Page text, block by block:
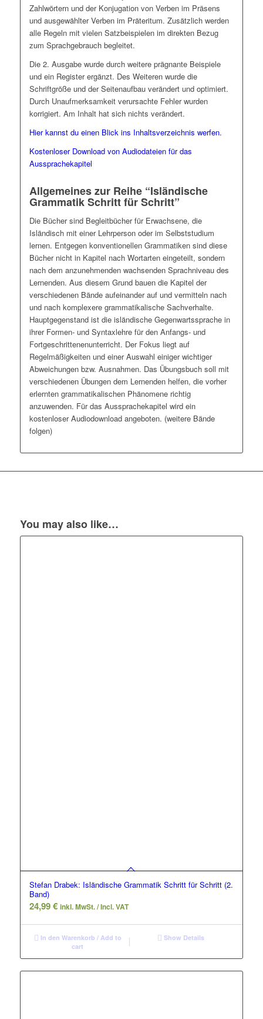
Zahlwörtern und der Konjugation von Verben im Präsens
und ausgewählter Verben im Präteritum. Zusätzlich werden
alle Regeln mit vielen Satzbeispielen im direkten Bezug
zum Sprachgebrauch begleitet.
Die 2. Ausgabe wurde durch weitere prägnante Beispiele
und ein Register ergänzt. Des Weiteren wurde die
Schriftgröße und der Seitenaufbau verändert und optimiert.
Durch Unaufmerksamkeit verursachte Fehler wurden
korrigiert. Am Inhalt hat sich nichts verändert.
Hier kannst du einen Blick ins Inhaltsverzeichnis werfen.
Kostenloser Download von Audiodateien für das
Aussprachekapitel
Allgemeines zur Reihe “Isländische
Grammatik Schritt für Schritt”
Die Bücher sind Begleitbücher für Erwachsene, die
Isländisch mit einer Lehrperson oder im Selbststudium
lernen. Entgegen konventionellen Grammatiken sind diese
Bücher nicht in Kapitel nach Wortarten eingeteilt, sondern
nach dem anzunehmenden wachsenden Sprachniveau des
Lernenden. Aus diesem Grund bauen die Kapitel der
verschiedenen Bände aufeinander auf und vermitteln nach
und nach komplexere grammatikalische Sachverhalte.
Hauptgegenstand ist die isländische Gegenwartssprache in
ihrer Formen- und Syntaxlehre für den Anfangs- und
Fortgeschrittenenunterricht. Der Fokus liegt auf
Regelmäßigkeiten und einer Auswahl einiger wichtiger
Abweichungen bzw. Ausnahmen. Das Übungsbuch soll mit
verschiedenen Übungen dem Lernenden helfen, die vorher
erlernten grammatikalischen Phänomene richtig
anzuwenden. Für das Aussprachekapitel wird ein
kostenloser Audiodownload angeboten. (weitere Bände
folgen)
You may also like…
Stefan Drabek: Isländische Grammatik Schritt für Schritt (2.
Band)
24,99€ inkl. MwSt. / Incl. VAT
In den Warenkorb / Add to
cart
Show Details